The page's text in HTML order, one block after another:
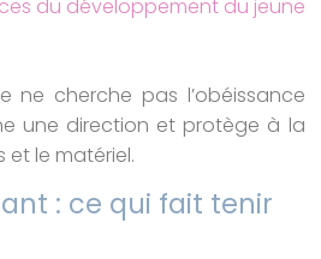
du développement du jeune
ne cherche pas l’obéissance
une direction et protège à la
et le matériel.
: ce qui fait tenir